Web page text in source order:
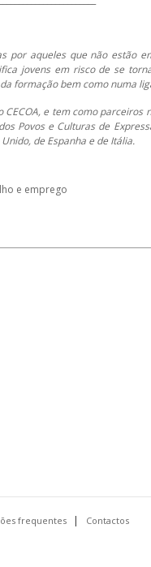
por aqueles que não estão
jovens em risco de se
formação bem como numa
CECOA, e tem como
Povos e Culturas de
de Espanha e de Itália.
e emprego
frequentes Contactos